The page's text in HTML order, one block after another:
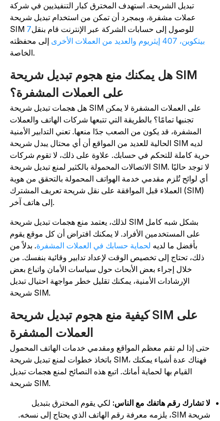
تبديل الشريحة. استهدف المخترق كبار التنفيذيين في شركة
عملات مشفرة، وبمجرد أن تمكن من استخدام تبديل شريحة
SIM للوصول إلى حسابات الشركة عبر الإنترنت قام بنقل7
بيتكوين، 407 إيثريوم والعديد من العملات الأخرى
إلى محفظته
هل يمكنك منع هجوم تبديل شريحة SIM
على العملات المشفرة؟
هل هجمات تبديل شريحة SIM على العملات المشفرة لا يمكن
تجنبها تمامًا؟ بالطريقة التي تتبعها شركات الهاتف والعملات
المشفرة، قد يكون من الصعب جدًا منعها. تعني التدابير الأمنية
الحالية للعديد من المواقع أن أي محتال يبدل شريحة SIM لديه
كاملة للتحكم في حسابك. علاوة على ذلك، لا تقوم شركات
الاتصالات المحمولة بالكثير لمنع تبديل شريحة SIM. لا توجد حاليًا
أي لوائح تُلزم مقدمي خدمة الهواتف المحمولة بالتحقق من هوية
العملاء قبل الموافقة على نقل شريحة تعريف المشترك (SIM)
لذلك، يعتمد منع هجمات تبديل شريحة SIM بشكل شبه كامل
على المستخدمين الأفراد. لا يمكنك افتراض أن كل موقع يقوم
بأفضل ما لديهلحماية حسابك في العملات المشفرة. بدلاً من
ذلك، تحتاج إلى تخصيص الوقت لإعداد تدابير وقائية بنفسك. من
خلال إجراء بعض الأبحاث حول سياسات الأمان واتباع بعض
الإرشادات الأمنية، يمكنك تقليل خطر مواجهة احتيال تبديل
شريحة SIM.
كيفية منع هجوم تبديل شريحة SIM على
العملات المشفرة
إذا لم تقم معظم المواقع ومقدمي خدمات الهاتف المحمول
باتخاذ خطوات لمنع تبديل شريحة SIM، فهناك عدة أشياء يمكنك
القيام بها لحماية أمانك. اتبع هذه النصائح لمنع هجمات تبديل
شريحة SIM.
تشارك رقم هاتفك مع الناس:لكي يقوم المخترق بتبديل
شريحة SIM، يلزمه معرفة رقم الهاتف الذي يحتاج إلى نسخه.